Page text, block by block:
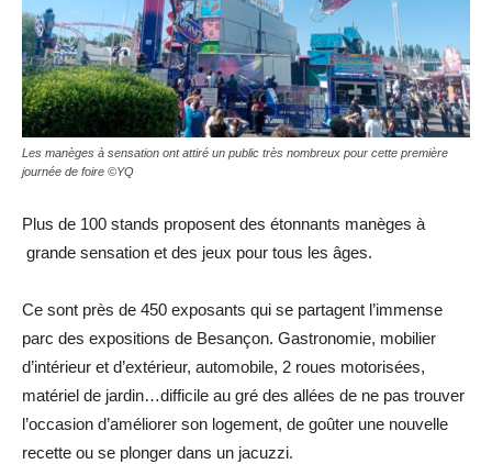
Les manèges à sensation ont attiré un public très nombreux pour cette première
journée de foire ©YQ
Plus de 100 stands proposent des étonnants manèges à
grande sensation et des jeux pour tous les âges.
Ce sont près de 450 exposants qui se partagent l’immense
parc des expositions de Besançon. Gastronomie, mobilier
d’intérieur et d’extérieur, automobile, 2 roues motorisées,
matériel de jardin…difficile au gré des allées de ne pas trouver
l’occasion d’améliorer son logement, de goûter une nouvelle
recette ou se plonger dans un jacuzzi.